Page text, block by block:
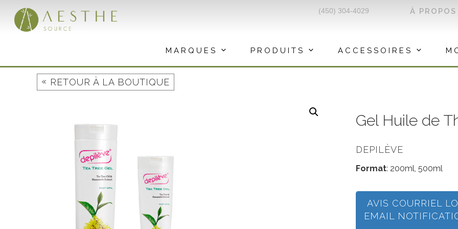
contenu
À PROPOS
(450) 304-4029
MARQUES PRODUITS ACCESSOIRES
« RETOUR À LA BOUTIQUE
Gel Huile de
DEPILÈVE
Format: 200ml, 500ml
AVIS COURRIEL
EMAIL